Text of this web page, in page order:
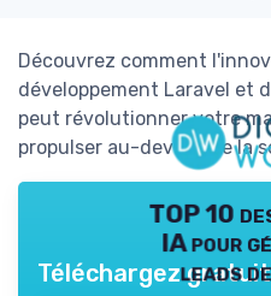
Découvrez comment
développement Laravel et
peut révolutionner votre
propulser au-devant de la
TOP 10
IA pour
leads
Téléchargez